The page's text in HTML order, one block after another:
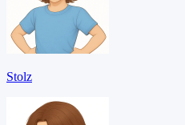
Stolz